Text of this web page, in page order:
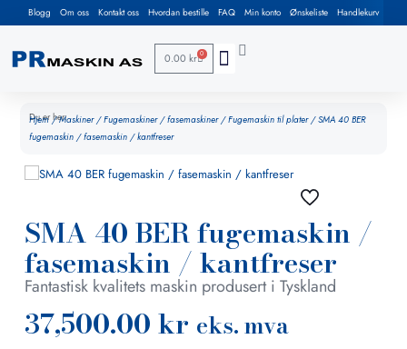
Blogg Om oss Kontakt oss Hvordan bestille FAQ Min konto Ønskeliste Handlekurv
0.00 kr 0
Du er her:
Hjem/Maskiner/Fugemaskiner / fasemaskiner/Fugemaskin til plater/ SMA 40 BER
fugemaskin / fasemaskin / kantfreser
SMA 40 BER fugemaskin /
fasemaskin / kantfreser
Fantastisk kvalitets maskin produsert i Tyskland
37,500.00kr eks. mva